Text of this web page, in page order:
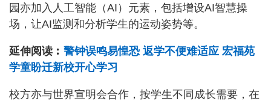
园亦加入人工智能（AI）元素，包括增设AI智慧操
场，让AI监测和分析学生的运动姿势等。
延伸阅读︰ 警钟误鸣易惶恐 返学不便难适应 宏福苑
学童盼迁新校开心学习
校方亦与世界宣明会合作，按学生不同成长需要，在